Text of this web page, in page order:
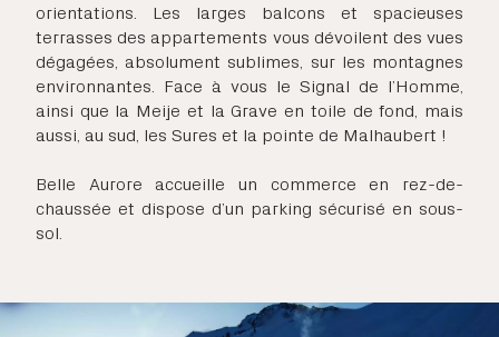
orientations. Les larges balcons et spacieuses
terrasses des appartements vous dévoilent des vues
dégagées, absolument sublimes, sur les montagnes
environnantes. Face à vous le Signal de l’Homme,
ainsi que la Meije et la Grave en toile de fond, mais
aussi, au sud, les Sures et la pointe de Malhaubert !
Belle Aurore accueille un commerce en rez-de-
chaussée et dispose d’un parking sécurisé en sous-
sol.